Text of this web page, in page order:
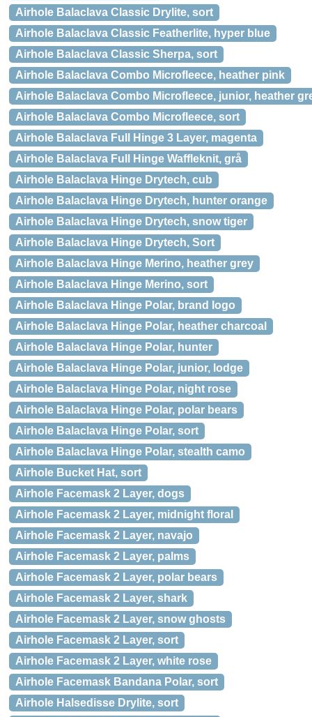
Airhole Balaclava Classic Drylite, sort
Airhole Balaclava Classic Featherlite, hyper blue
Airhole Balaclava Classic Sherpa, sort
Airhole Balaclava Combo Microfleece, heather pink
Airhole Balaclava Combo Microfleece, junior, heather
Airhole Balaclava Combo Microfleece, sort
Airhole Balaclava Full Hinge 3 Layer, magenta
Airhole Balaclava Full Hinge Waffleknit, grå
Airhole Balaclava Hinge Drytech, cub
Airhole Balaclava Hinge Drytech, hunter orange
Airhole Balaclava Hinge Drytech, snow tiger
Airhole Balaclava Hinge Drytech, Sort
Airhole Balaclava Hinge Merino, heather grey
Airhole Balaclava Hinge Merino, sort
Airhole Balaclava Hinge Polar, brand logo
Airhole Balaclava Hinge Polar, heather charcoal
Airhole Balaclava Hinge Polar, hunter
Airhole Balaclava Hinge Polar, junior, lodge
Airhole Balaclava Hinge Polar, night rose
Airhole Balaclava Hinge Polar, polar bears
Airhole Balaclava Hinge Polar, sort
Airhole Balaclava Hinge Polar, stealth camo
Airhole Bucket Hat, sort
Airhole Facemask 2 Layer, dogs
Airhole Facemask 2 Layer, midnight floral
Airhole Facemask 2 Layer, navajo
Airhole Facemask 2 Layer, palms
Airhole Facemask 2 Layer, polar bears
Airhole Facemask 2 Layer, shark
Airhole Facemask 2 Layer, snow ghosts
Airhole Facemask 2 Layer, sort
Airhole Facemask 2 Layer, white rose
Airhole Facemask Bandana Polar, sort
Airhole Halsedisse Drylite, sort